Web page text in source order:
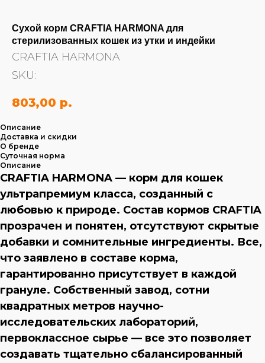
Сухой корм CRAFTIA HARMONA для
стерилизованных кошек из утки и индейки
CRAFTIA HARMONA
SKU:
803,00 р.
Описание
Доставка и скидки
О бренде
Суточная норма
Описание
CRAFTIA HARMONA — корм для кошек
ультрапремиум класса, созданный с
любовью к природе. Состав кормов CRAFTIA
прозрачен и понятен, отсутствуют скрытые
добавки и сомнительные ингредиенты. Все,
что заявлено в составе корма,
гарантированно присутствует в каждой
грануле. Собственный завод, сотни
квадратных метров научно-
исследовательских лабораторий,
первоклассное сырье — все это позволяет
создавать тщательно сбалансированный